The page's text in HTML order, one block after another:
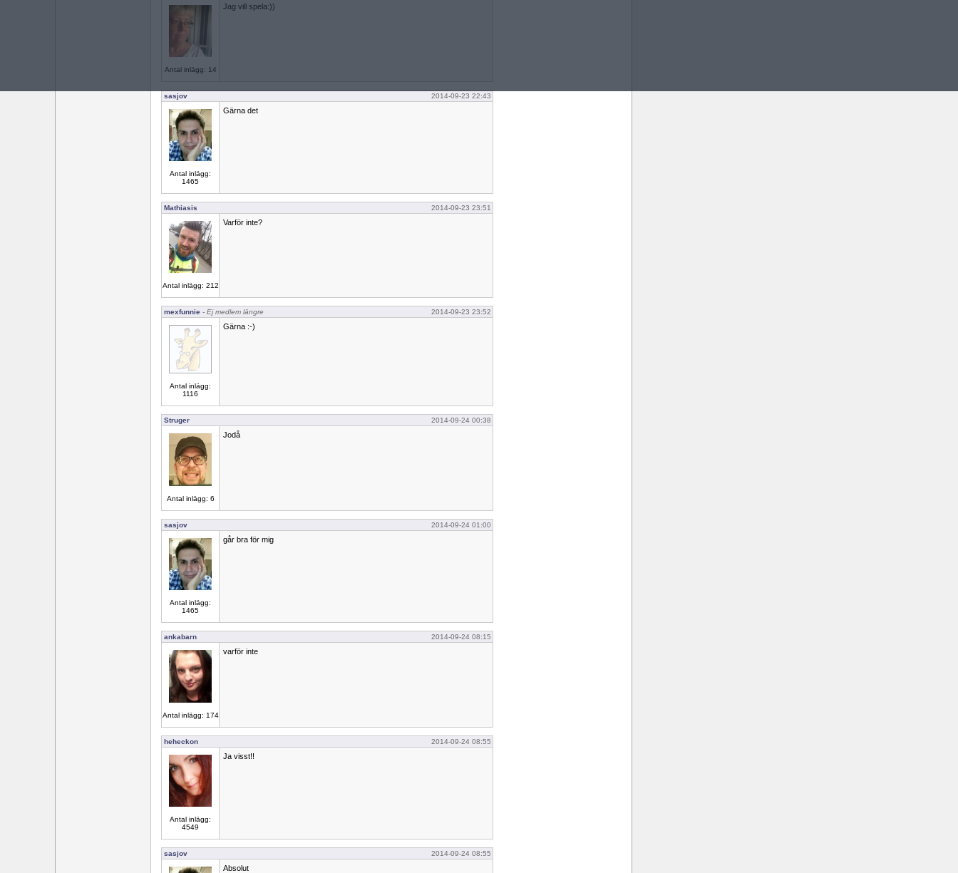
Antal inlägg: 14
Jag vill spela:))
sasjov 2014-09-23 22:43
Antal inlägg:
1465
Gärna det
Mathiasis 2014-09-23 23:51
Antal inlägg: 212
Varför inte?
mexfunnie - Ej medlem längre 2014-09-23 23:52
Antal inlägg:
1116
Gärna :-)
Struger 2014-09-24 00:38
Antal inlägg: 6
Jodå
sasjov 2014-09-24 01:00
Antal inlägg:
1465
går bra för mig
ankabarn 2014-09-24 08:15
Antal inlägg: 174
varför inte
heheckon 2014-09-24 08:55
Antal inlägg:
4549
Ja visst!!
sasjov 2014-09-24 08:55
Absolut